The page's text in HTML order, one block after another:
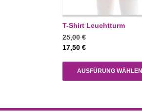
T-Shirt Leuchtturm
25,00€
17,50 €
AUSFÜRUNG WÄHLEN